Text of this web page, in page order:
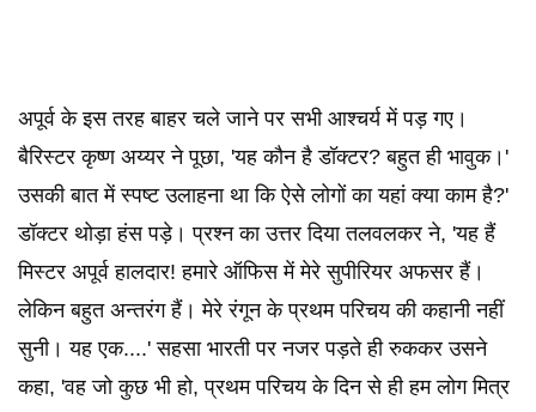
अपूर्व के इस तरह बाहर चले जाने पर सभी आश्चर्य में पड़ गए।
बैरिस्टर कृष्ण अय्यर ने पूछा, 'यह कौन है डॉक्टर? बहुत ही भावुक।'
उसकी बात में स्पष्ट उलाहना था कि ऐसे लोगों का यहां क्या काम है?'
डॉक्टर थोड़ा हंस पड़े। प्रश्न का उत्तर दिया तलवलकर ने, 'यह हैं
मिस्टर अपूर्व हालदार! हमारे ऑफिस में मेरे सुपीरियर अफसर हैं।
लेकिन बहुत अन्तरंग हैं। मेरे रंगून के प्रथम परिचय की कहानी नहीं
सुनी। यह एक....' सहसा भारती पर नजर पड़ते ही रुककर उसने
कहा, 'वह जो कुछ भी हो, प्रथम परिचय के दिन से ही हम लोग मित्र